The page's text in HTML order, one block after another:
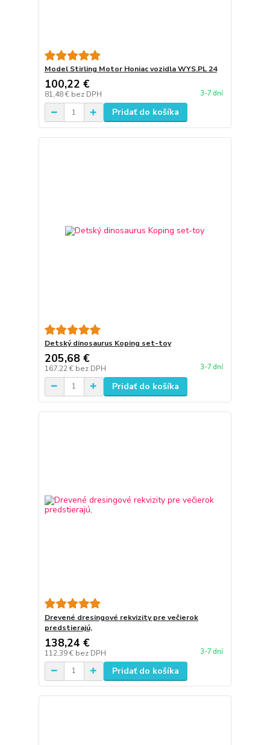
Model Stirling Motor Honiac vozidla WYS.PL 24
100,22 €
81,48 € bez DPH 3-7 dní
Pridať do košíka
Detský dinosaurus Koping set-toy
205,68 €
167,22 € bez DPH 3-7 dní
Pridať do košíka
Drevené dresingové rekvizity pre večierok
predstierajú,
138,24 €
112,39 € bez DPH 3-7 dní
Pridať do košíka